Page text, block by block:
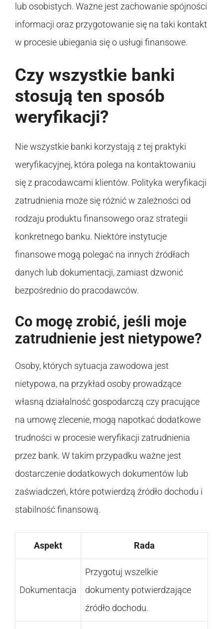
lub osobistych. Ważne jest zachowanie spójności
informacji oraz przygotowanie się na taki kontakt
w procesie ubiegania się o usługi finansowe.
Czy wszystkie banki
stosują ten sposób
weryfikacji?
Nie wszystkie banki korzystają z tej praktyki
weryfikacyjnej, która polega na kontaktowaniu
się z pracodawcami klientów. Polityka weryfikacji
zatrudnienia może się różnić w zależności od
rodzaju produktu finansowego oraz strategii
konkretnego banku. Niektóre instytucje
finansowe mogą polegać na innych źródłach
danych lub dokumentacji, zamiast dzwonić
bezpośrednio do pracodawców.
Co mogę zrobić, jeśli moje
zatrudnienie jest nietypowe?
Osoby, których sytuacja zawodowa jest
nietypowa, na przykład osoby prowadzące
własną działalność gospodarczą czy pracujące
na umowę zlecenie, mogą napotkać dodatkowe
trudności w procesie weryfikacji zatrudnienia
przez bank. W takim przypadku ważne jest
dostarczenie dodatkowych dokumentów lub
zaświadczeń, które potwierdzą źródło dochodu i
stabilność finansową.
Aspekt Rada
Dokumentacja
Przygotuj wszelkie
dokumenty potwierdzające
źródło dochodu.